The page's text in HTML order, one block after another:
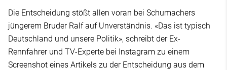
Die Entscheidung stößt allen voran bei Schumachers
jüngerem Bruder Ralf auf Unverständnis. «Das ist typisch
Deutschland und unsere Politik», schreibt der Ex-
Rennfahrer und TV-Experte bei Instagram zu einem
Screenshot eines Artikels zu der Entscheidung aus dem